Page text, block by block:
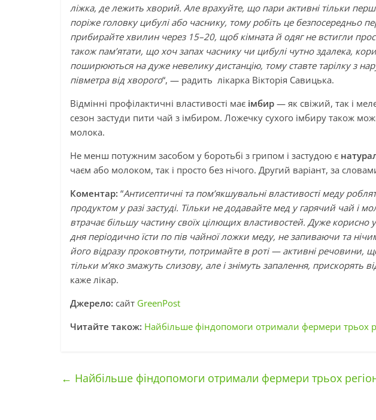
ліжка, де лежить хворий. Але врахуйте, що пари активні тільки
поріже головку цибулі або часнику, тому робіть це безпосередньо
прибирайте хвилин через 15–20, щоб кімната й одяг не встигли
також пам’ятати, що хоч запах часнику чи цибулі чутно здалека,
поширюються на дуже невелику дистанцію, тому ставте тарілку з
півметра від хворого“, — радить лікарка Вікторія Савицька.
Відмінні профілактичні властивості має імбир — як свіжий, так і
сезон застуди пити чай з імбиром. Ложечку сухого імбиру також
молока.
Не менш потужним засобом у боротьбі з грипом і застудою є
чаєм або молоком, так і просто без нічого. Другий варіант, за
Коментар: “Антисептичні та пом’якшувальні властивості меду
продуктом у разі застуді. Тільки не додавайте мед у гарячий чай і
втрачає більшу частину своїх цілющих властивостей. Дуже корисно
дня періодично їсти по пів чайної ложки меду, не запиваючи та
його відразу проковтнути, потримайте в роті — активні речовини,
тільки м’яко змажуть слизову, але і знімуть запалення, прискорять
каже лікар.
Джерело: сайт GreenPost
Читайте також: Найбільше фіндопомоги отримали фермери трьох
← Найбільше фіндопомоги отримали фермери трьох